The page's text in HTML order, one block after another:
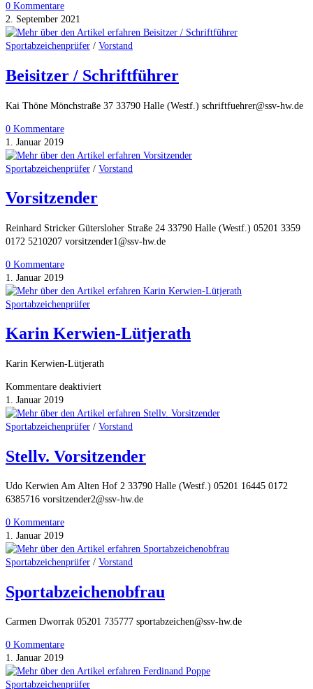
0 Kommentare
2. September 2021
Sportabzeichenprüfer / Vorstand
Beisitzer / Schriftführer
Kai Thöne Mönchstraße 37 33790 Halle (Westf.) schriftfuehrer@ssv-hw.de
0 Kommentare
1. Januar 2019
Sportabzeichenprüfer / Vorstand
Vorsitzender
Reinhard Stricker Gütersloher Straße 24 33790 Halle (Westf.) 05201 3359
0172 5210207 vorsitzender1@ssv-hw.de
0 Kommentare
1. Januar 2019
Sportabzeichenprüfer
Karin Kerwien-Lütjerath
Karin Kerwien-Lütjerath
Kommentare deaktiviertfür
Kerwien-
Lütjerath
1. Januar 2019
Sportabzeichenprüfer / Vorstand
Stellv. Vorsitzender
Udo Kerwien Am Alten Hof 2 33790 Halle (Westf.) 05201 16445 0172
6385716 vorsitzender2@ssv-hw.de
0 Kommentare
1. Januar 2019
Sportabzeichenprüfer / Vorstand
Sportabzeichenobfrau
Carmen Dworrak 05201 735777 sportabzeichen@ssv-hw.de
0 Kommentare
1. Januar 2019
Sportabzeichenprüfer